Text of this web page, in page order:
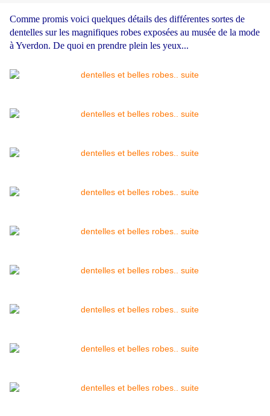
Comme promis voici quelques détails des différentes sortes de
dentelles sur les magnifiques robes exposées au musée de la mode
à Yverdon. De quoi en prendre plein les yeux...